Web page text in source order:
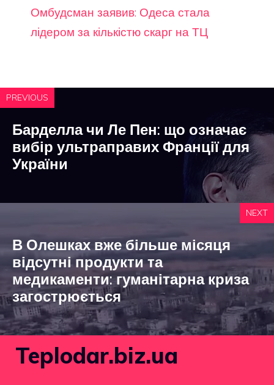
Омбудсман заявив: Одеса стала
лідером за кількістю скарг на ТЦ
PREVIOUS
Барделла чи Ле Пен: що означає
вибір ультраправих Франції для
України
NEXT
В Олешках вже більше місяця
відсутні продукти та
медикаменти: гуманітарна криза
загострюється
Teplodar.biz.ua